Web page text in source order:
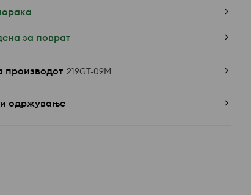
за поврат
производот 219GT-09M
одржување